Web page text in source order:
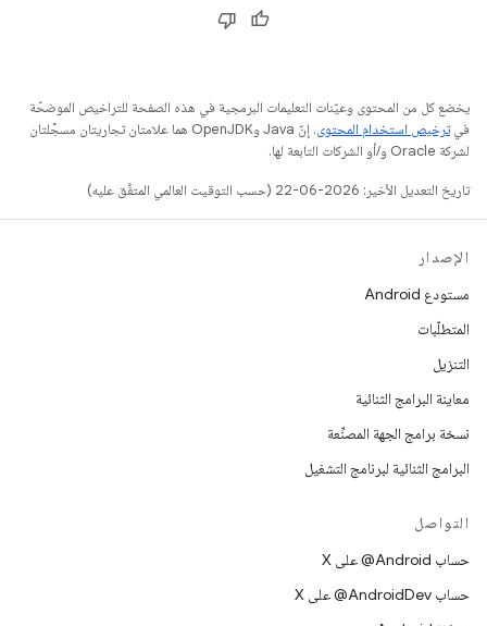
يخضع كل من المحتوى وعيّنات التعليمات البرمجية في هذه الصفحة للتراخيص الموضحّة
فيترخيص استخدام المحتوى
. إنّ Java وOpenJDK هما علامتان تجاريتان مسجَّلتان
لشركة Oracle و/أو الشركات التابعة لها.
تاريخ التعديل الأخير: 2026-06-22 (حسب التوقيت العالمي المتفَّق عليه)
الإصدار
مستودع Android
المتطلّبات
التنزيل
معاينة البرامج الثنائية
نسخة برامج الجهة المصنِّعة
البرامج الثنائية لبرنامج التشغيل
التواصل
حساب ‎@Android على X
حساب ‎@AndroidDev على X